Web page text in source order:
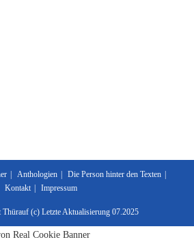
Anthologien
Die Person hinter den Texten
Kontakt
Impressum
(c) Letzte Aktualisierung 07.2025
Real Cookie Banner